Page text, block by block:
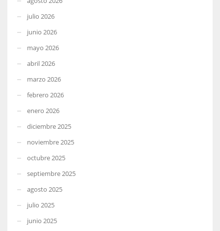
julio 2026
junio 2026
mayo 2026
abril 2026
marzo 2026
febrero 2026
enero 2026
diciembre 2025
noviembre 2025
octubre 2025
septiembre 2025
agosto 2025
julio 2025
junio 2025